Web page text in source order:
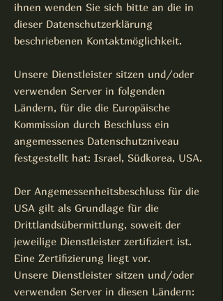
ihnen wenden Sie sich bitte an die in
dieser Datenschutzerklärung
beschriebenen Kontaktmöglichkeit.
Unsere Dienstleister sitzen und/oder
verwenden Server in folgenden
Ländern, für die die Europäische
Kommission durch Beschluss ein
angemessenes Datenschutzniveau
festgestellt hat: Israel, Südkorea, USA.
Der Angemessenheitsbeschluss für die
USA gilt als Grundlage für die
Drittlandsübermittlung, soweit der
jeweilige Dienstleister zertifiziert ist.
Eine Zertifizierung liegt vor.
Unsere Dienstleister sitzen und/oder
verwenden Server in diesen Ländern: